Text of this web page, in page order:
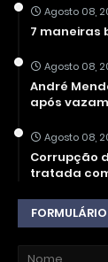
Agosto 08,
7 maneiras
Agosto 08,
André
após
Agosto 08,
Corrupção
tratada